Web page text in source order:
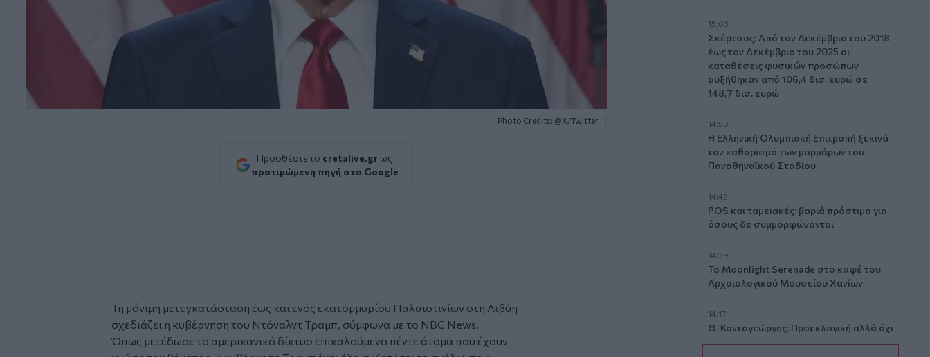
Photo Credits: @Χ/Twitter
Προσθέστε το cretalive.gr ως
προτιμώμενη πηγή στο Google
Τη μόνιμη μετεγκατάσταση έως και ενός εκατομμυρίου Παλαιστινίων στη Λιβύη
σχεδιάζει η κυβέρνηση του Ντόναλντ Τραμπ, σύμφωνα με το NBC News.
Όπως μετέδωσε το αμερικανικό δίκτυο επικαλούμενο πέντε άτομα που έχουν
15:03
Σκέρτσος: Από τον Δεκέμβριο του 2018
έως τον Δεκέμβριο του 2025 οι
καταθέσεις φυσικών προσώπων
αυξήθηκαν από 106,4 δισ. ευρώ σε
148,7 δισ. ευρώ
14:58
Η Ελληνική Ολυμπιακή Επιτροπή ξεκινά
τον καθαρισμό των μαρμάρων του
Παναθηναϊκού Σταδίου
14:45
POS και ταμειακές: βαριά πρόστιμα για
όσους δε συμμορφώνονται
14:39
To Moonlight Serenade στο καφέ του
Αρχαιολογικού Μουσείου Χανίων
14:17
Θ. Κοντογεώργης: Προεκλογική αλλά όχι
παροχολογική η ΔΕΘ